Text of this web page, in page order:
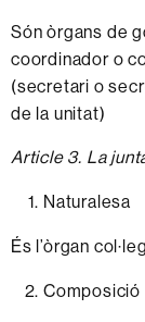
Sónòrgans de
coordinador o
(secretari o
de la unitat)
Article 3. La
Naturalesa
És l’òrgan
Composició